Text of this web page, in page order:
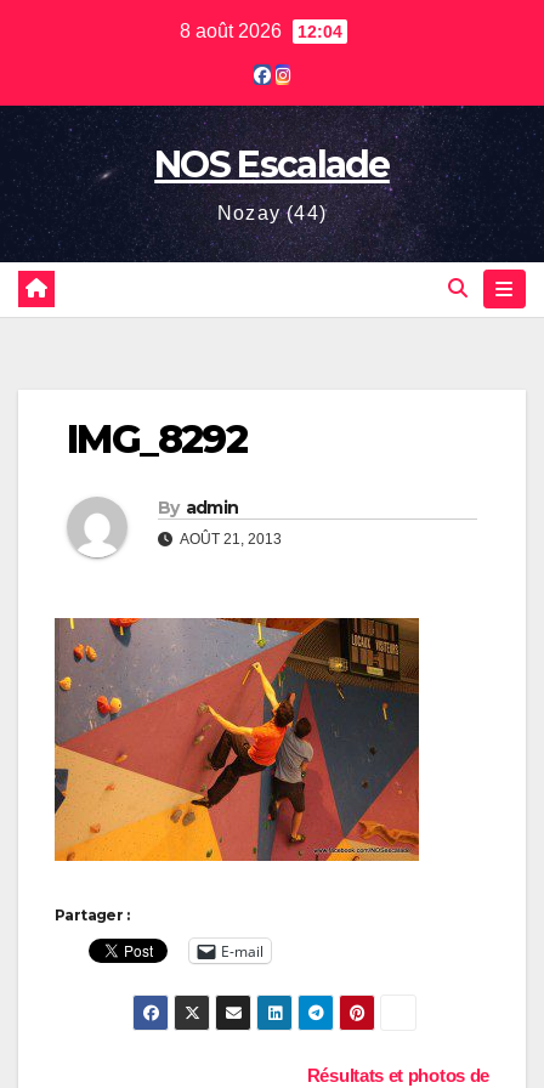
8 août 2026 12:04
NOS Escalade
Nozay (44)
IMG_8292
By admin
AOÛT 21, 2013
Partager :
E-mail
Résultats et photos de